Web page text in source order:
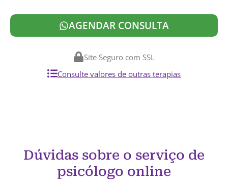
AGENDAR CONSULTA
Site Seguro com SSL
Consulte valores de outras terapias
Dúvidas sobre o serviço de
psicólogo online